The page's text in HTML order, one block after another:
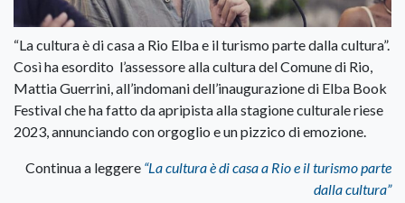
“La cultura è di casa a Rio Elba e il turismo parte dalla cultura”.
Così ha esordito l’assessore alla cultura del Comune di Rio,
Mattia Guerrini, all’indomani dell’inaugurazione di Elba Book
Festival che ha fatto da apripista alla stagione culturale riese
2023, annunciando con orgoglio e un pizzico di emozione.
Continua a leggere “La cultura è di casa a Rio e il turismo parte
dalla cultura”